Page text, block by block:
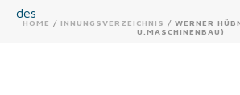
HOME / INNUNGSVERZEICHNIS / WERNER
U.MASCHINENBAU)